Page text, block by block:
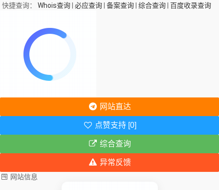
快捷查询： Whois查询 必应查询 备案查询 综合查询 百度收录查询
网站直达
点赞支持 [0]
综合查询
异常反馈
网站信息